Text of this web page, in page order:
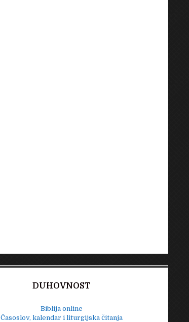
DUHOVNOST
Biblija online
Časoslov, kalendar i liturgijska čitanja